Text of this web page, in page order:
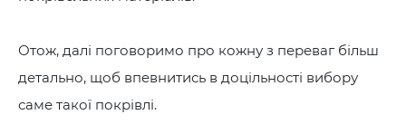
Отож, далі поговоримо про кожну з переваг більш
детально, щоб впевнитись в доцільності вибору
саме такої покрівлі.